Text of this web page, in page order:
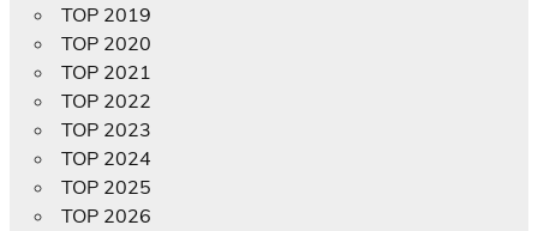
TOP 2019
TOP 2020
TOP 2021
TOP 2022
TOP 2023
TOP 2024
TOP 2025
TOP 2026